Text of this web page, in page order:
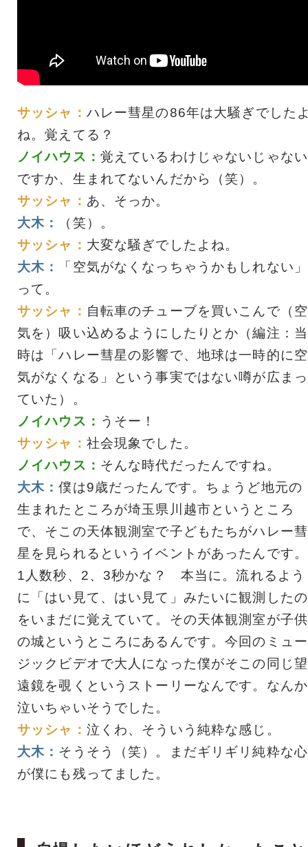
サッシャ： ハレー彗星の86年は大騒ぎでした
ね。覚えてる？
ノイハウス： 覚えているわけじゃないじゃない
ですか、生まれてないんだから（笑）。
サッシャ： あ、そっか。
大木：
（笑）。
サッシャ： 大変な騒ぎでしたよね。
大木：
「空気がなくなっちゃうかもしれない」
って。
サッシャ： 自転車のチューブを買いこんで（空
気を）吸い込めるようにしたりとか（編注：当
時は「ハレー彗星の影響で、地球は一時的に空
気がなくなる」という事実ではない噂が広まっ
ていた）。
ノイハウス： うそー！
サッシャ： 社会現象でした。
ノイハウス： そんな時代だったんですね。
大木：僕は9歳だったんです。ちょうど地元の
生まれたところが埼玉県川越市というところ
で、そこの天体観測室で子どもたちがハレー彗
星を見られるというイベントがあったんです。
1人数秒、2、3秒かな？ 本当に。流れるよう
に「はい見て、はい見て」みたいに観測したの
をいまだに覚えていて。その天体観測室が子供
の城というところにあるんです。今回のミュー
ジックビデオで大人になった僕がそこの同じ望
遠鏡を覗くというストーリーなんです。なんか
泣いちゃいそうでした。
サッシャ： 泣くわ、そういう純粋な感じ。
大木： そうそう（笑）。まだギリギリ純粋な心
が僕にも残ってました。